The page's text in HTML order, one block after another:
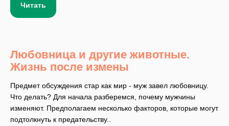
Читать
Любовница и другие животные.
Жизнь после измены
Предмет обсуждения стар как мир - муж завел любовницу.
Что делать? Для начала разберемся, почему мужчины
изменяют. Предполагаем несколько факторов, которые могут
подтолкнуть к предательству..